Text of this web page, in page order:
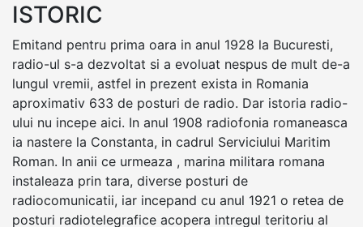
ISTORIC
Emitand pentru prima oara in anul 1928 la Bucuresti,
radio-ul s-a dezvoltat si a evoluat nespus de mult de-a
lungul vremii, astfel in prezent exista in Romania
aproximativ 633 de posturi de radio. Dar istoria radio-
ului nu incepe aici. In anul 1908 radiofonia romaneasca
ia nastere la Constanta, in cadrul Serviciului Maritim
Roman. In anii ce urmeaza , marina militara romana
instaleaza prin tara, diverse posturi de
radiocomunicatii, iar incepand cu anul 1921 o retea de
posturi radiotelegrafice acopera intregul teritoriu al